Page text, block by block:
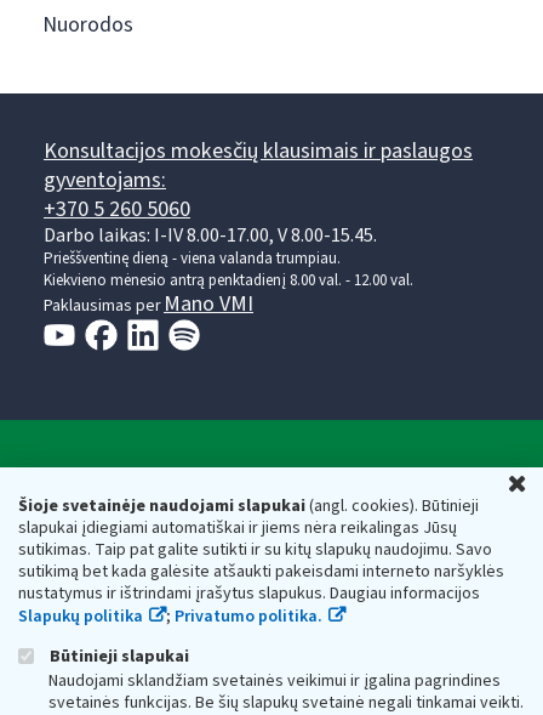
Šioje svetainėje naudojami slapukai(angl. cookies). Būtinieji
slapukai įdiegiami automatiškai ir jiems nėra reikalingas Jūsų
sutikimas. Taip pat galite sutikti ir su kitų slapukų naudojimu. Savo
sutikimą bet kada galėsite atšaukti pakeisdami interneto naršyklės
nustatymus ir ištrindami įrašytus slapukus. Daugiau informacijos
Slapukų politika
; Privatumo politika.
Būtinieji slapukai
Naudojami sklandžiam svetainės veikimui ir įgalina pagrindines
svetainės funkcijas. Be šių slapukų svetainė negali tinkamai veikti.
Nuorodos
Konsultacijos mokesčių klausimais ir paslaugos
gyventojams:
+370 5 260 5060
Darbo laikas: I-IV 8.00-17.00, V 8.00-15.45.
Prieššventinę dieną - viena valanda trumpiau.
Kiekvieno mėnesio antrą penktadienį 8.00 val. - 12.00 val.
Paklausimas per Mano VMI
Respublikos finansų ministerijos
Biudžetinė įstaiga. Juridinio asmens kodas — 188659752,
adresas: Vasario 16-osios g. 14, 01107 Vilnius, Lietuva, el.paštas:
vmi@vmi.lt, E. pristatymo dėžutės adresas 188659752
Duomenys apie Valstybinę mokesčių inspekciją prie Lietuvos
Respublikos finansų ministerijos kaupiami ir saugomi Juridinių